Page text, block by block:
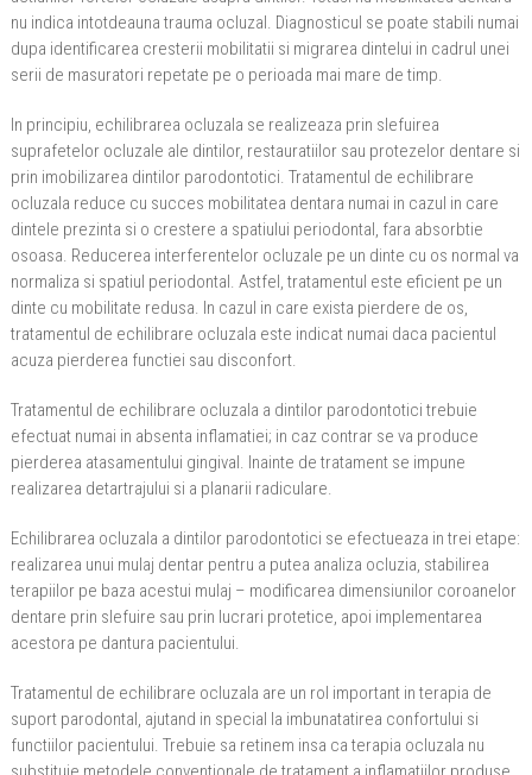
nu indica intotdeauna trauma ocluzal. Diagnosticul se poate stabili numai
dupa identificarea cresterii mobilitatii si migrarea dintelui in cadrul unei
serii de masuratori repetate pe o perioada mai mare de timp.
In principiu, echilibrarea ocluzala se realizeaza prin slefuirea
suprafetelor ocluzale ale dintilor, restauratiilor sau protezelor dentare si
prin imobilizarea dintilor parodontotici. Tratamentul de echilibrare
ocluzala reduce cu succes mobilitatea dentara numai in cazul in care
dintele prezinta si o crestere a spatiului periodontal, fara absorbtie
osoasa. Reducerea interferentelor ocluzale pe un dinte cu os normal va
normaliza si spatiul periodontal. Astfel, tratamentul este eficient pe un
dinte cu mobilitate redusa. In cazul in care exista pierdere de os,
tratamentul de echilibrare ocluzala este indicat numai daca pacientul
acuza pierderea functiei sau disconfort.
Tratamentul de echilibrare ocluzala a dintilor parodontotici trebuie
efectuat numai in absenta inflamatiei; in caz contrar se va produce
pierderea atasamentului gingival. Inainte de tratament se impune
realizarea detartrajului si a planarii radiculare.
Echilibrarea ocluzala a dintilor parodontotici se efectueaza in trei etape:
realizarea unui mulaj dentar pentru a putea analiza ocluzia, stabilirea
terapiilor pe baza acestui mulaj – modificarea dimensiunilor coroanelor
dentare prin slefuire sau prin lucrari protetice, apoi implementarea
acestora pe dantura pacientului.
Tratamentul de echilibrare ocluzala are un rol important in terapia de
suport parodontal, ajutand in special la imbunatatirea confortului si
functiilor pacientului. Trebuie sa retinem insa ca terapia ocluzala nu